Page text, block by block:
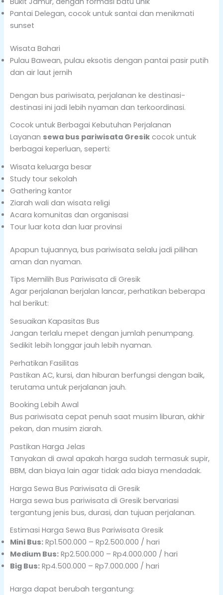
Pantai Delegan, cocok untuk santai dan menikmati
sunset
Wisata Bahari
Pulau Bawean, pulau eksotis dengan pantai pasir putih
dan air laut jernih
Dengan bus pariwisata, perjalanan ke destinasi-
destinasi ini jadi lebih nyaman dan terkoordinasi.
Cocok untuk Berbagai Kebutuhan Perjalanan
Layanan sewa bus pariwisata Gresikcocok untuk
berbagai keperluan, seperti:
Wisata keluarga besar
Study tour sekolah
Gathering kantor
Ziarah wali dan wisata religi
Acara komunitas dan organisasi
Tour luar kota dan luar provinsi
Apapun tujuannya, bus pariwisata selalu jadi pilihan
aman dan nyaman.
Tips Memilih Bus Pariwisata di Gresik
Agar perjalanan berjalan lancar, perhatikan beberapa
hal berikut:
Sesuaikan Kapasitas Bus
Jangan terlalu mepet dengan jumlah penumpang.
Sedikit lebih longgar jauh lebih nyaman.
Perhatikan Fasilitas
Pastikan AC, kursi, dan hiburan berfungsi dengan baik,
terutama untuk perjalanan jauh.
Booking Lebih Awal
Bus pariwisata cepat penuh saat musim liburan, akhir
pekan, dan musim ziarah.
Pastikan Harga Jelas
Tanyakan di awal apakah harga sudah termasuk supir,
BBM, dan biaya lain agar tidak ada biaya mendadak.
Harga Sewa Bus Pariwisata di Gresik
Harga sewa bus pariwisata di Gresik bervariasi
tergantung jenis bus, durasi, dan tujuan perjalanan.
Estimasi Harga Sewa Bus Pariwisata Gresik
Mini Bus:Rp1.500.000 – Rp2.500.000 / hari
Medium Bus:Rp2.500.000 – Rp4.000.000 / hari
Big Bus:Rp4.500.000 – Rp7.000.000 / hari
Harga dapat berubah tergantung: